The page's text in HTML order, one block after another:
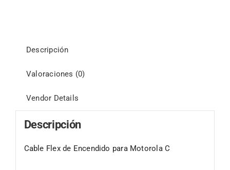
Descripción
Valoraciones (0)
Vendor Details
Descripción
Cable Flex de Encendido para Motorola C